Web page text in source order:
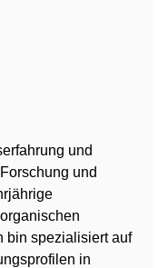
und
und
bin spezialisiert auf
in